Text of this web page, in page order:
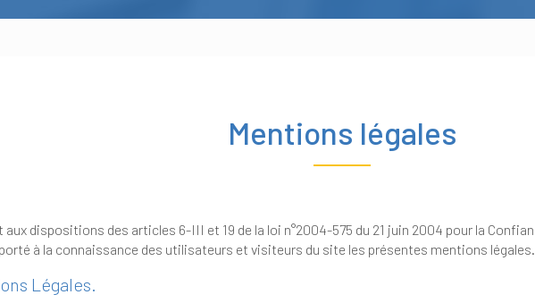
Mentions légales
des articles 6-III et 19 de la loi n°2004-575 du 21 juin 2004 pour la Confiance dans l’économie numérique, dite
L.C.E.N, il est porté à la connaissance des utilisateurs et visiteurs du site les présentes mentions légales.
Légales.